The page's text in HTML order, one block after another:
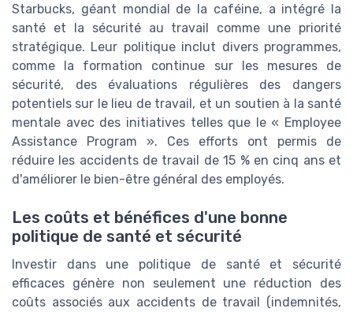
Starbucks, géant mondial de la caféine, a intégré la
santé et la sécurité au travail comme une priorité
stratégique. Leur politique inclut divers programmes,
comme la formation continue sur les mesures de
sécurité, des évaluations régulières des dangers
potentiels sur le lieu de travail, et un soutien à la santé
mentale avec des initiatives telles que le « Employee
Assistance Program ». Ces efforts ont permis de
réduire les accidents de travail de 15 % en cinq ans et
d'améliorer le bien-être général des employés.
Les coûts et bénéfices d'une bonne
politique de santé et sécurité
Investir dans une politique de santé et sécurité
efficaces génère non seulement une réduction des
coûts associés aux accidents de travail (indemnités,